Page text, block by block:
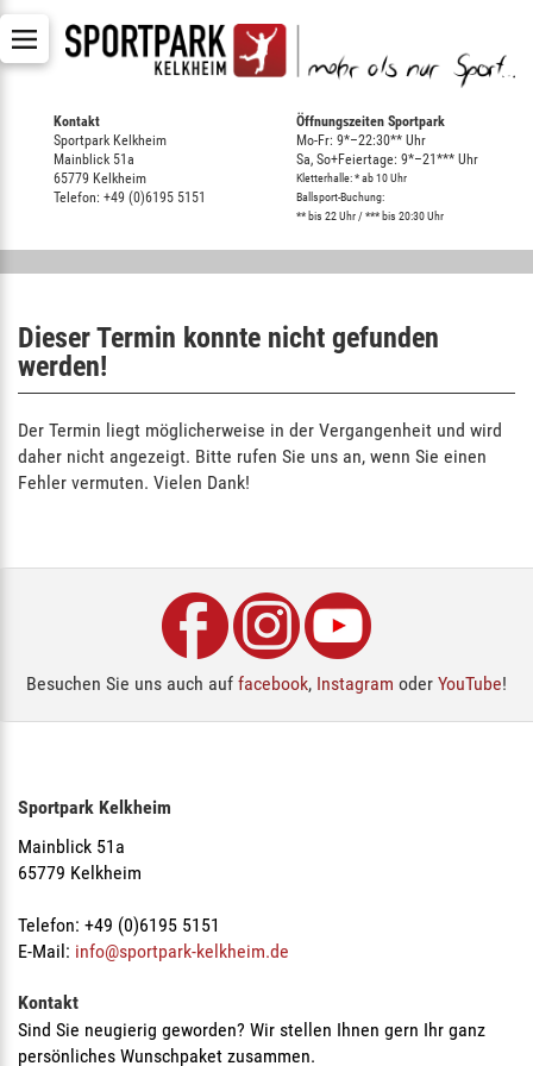
Kontakt
Sportpark Kelkheim
Mainblick 51a
65779 Kelkheim
Telefon: +49 (0)6195 5151
Öffnungszeiten Sportpark
Mo-Fr: 9*–22:30** Uhr
Sa, So+Feiertage: 9*–21*** Uhr
Kletterhalle: * ab 10 Uhr
Ballsport-Buchung:
** bis 22 Uhr / *** bis 20:30 Uhr
Dieser Termin konnte nicht gefunden
werden!
Der Termin liegt möglicherweise in der Vergangenheit und wird
daher nicht angezeigt. Bitte rufen Sie uns an, wenn Sie einen
Fehler vermuten. Vielen Dank!
Besuchen Sie uns auch auf facebook, Instagram oder YouTube!
Sportpark Kelkheim
Mainblick 51a
65779 Kelkheim
Telefon: +49 (0)6195 5151
E-Mail: info@sportpark-kelkheim.de
Kontakt
Sind Sie neugierig geworden? Wir stellen Ihnen gern Ihr ganz
persönliches Wunschpaket zusammen.